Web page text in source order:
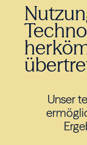
Unser